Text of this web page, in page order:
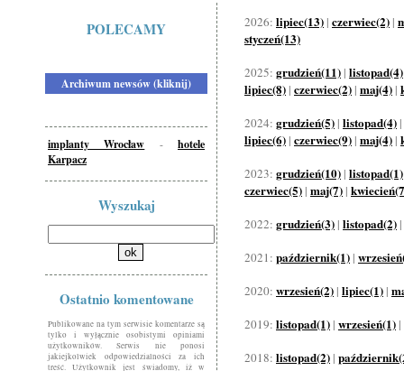
POLECAMY
Archiwum newsów (kliknij)
implanty Wrocław -hotele
Karpacz
Wyszukaj
Ostatnio komentowane
Publikowane na tym serwisie komentarze są
tylko i wyłącznie osobistymi opiniami
użytkowników. Serwis nie ponosi
jakiejkolwiek odpowiedzialności za ich
treść. Użytkownik jest świadomy, iż w
2026: lipiec(13) | czerwiec(2) |
styczeń(13)
2025: grudzień(11) | listopad(4)
lipiec(8) | czerwiec(2) | maj(4) |
2024: grudzień(5) | listopad(4) |
lipiec(6) | czerwiec(9) | maj(4) |
2023: grudzień(10) | listopad(1)
czerwiec(5) | maj(7) |
2022: grudzień(3) | listopad(2) |
2021: październik(1) |
2020: wrzesień(2) | lipiec(1) |
2019: listopad(1) | wrzesień(1) |
2018: listopad(2) |